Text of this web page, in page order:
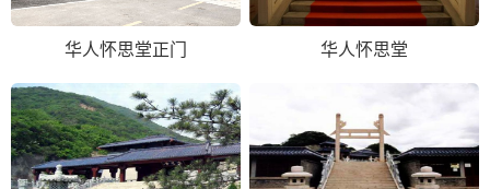
华人怀思堂正门 华人怀思堂